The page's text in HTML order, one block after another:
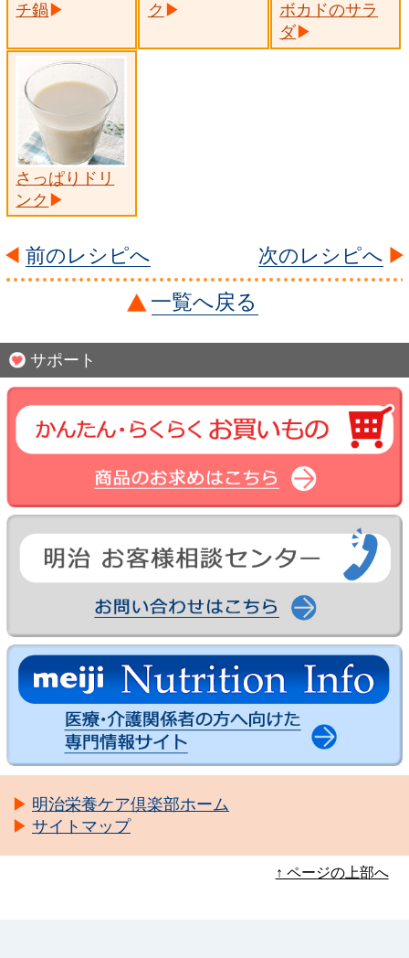
チ鍋
ク
ボカドのサラ
ダ
さっぱりドリ
ンク
前のレシピへ 次のレシピへ
一覧へ戻る
サポート
明治栄養ケア倶楽部ホーム
サイトマップ
↑ ページの上部へ